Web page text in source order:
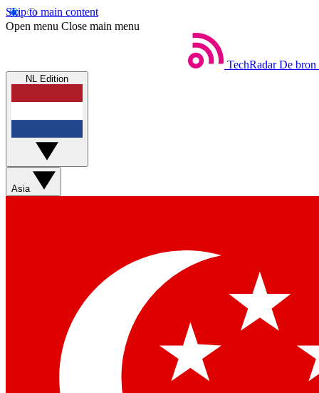
Skip to main content
Open menu Close main menu
TechRadar De bron
NL Edition
Asia